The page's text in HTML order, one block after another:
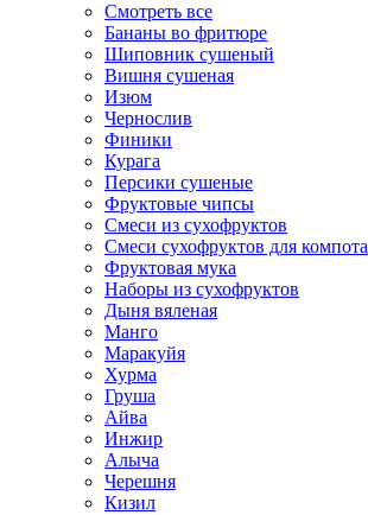
Смотреть все
Бананы во фритюре
Шиповник сушеный
Вишня сушеная
Изюм
Чернослив
Финики
Курага
Персики сушеные
Фруктовые чипсы
Смеси из сухофруктов
Смеси сухофруктов для компота
Фруктовая мука
Наборы из сухофруктов
Дыня вяленая
Манго
Маракуйя
Хурма
Груша
Айва
Инжир
Алыча
Черешня
Кизил